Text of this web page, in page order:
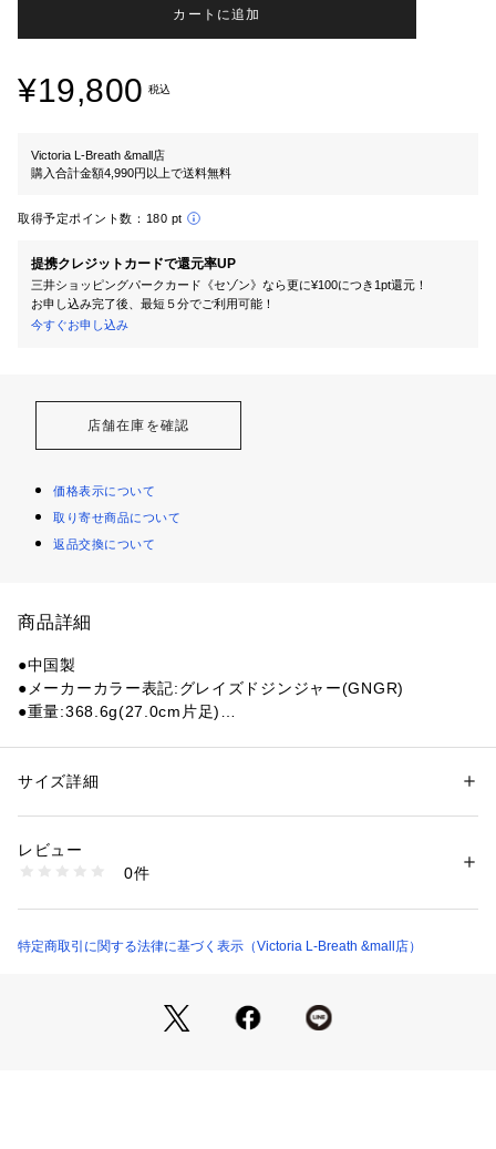
カートに追加
¥19,800 税込
Victoria L-Breath &mall店
購入合計金額4,990円以上で送料無料
取得予定ポイント数： 180 pt
提携クレジットカードで還元率UP
三井ショッピングパークカード《セゾン》なら更に¥100につき1pt還元！
お申し込み完了後、最短５分でご利用可能！
今すぐお申し込み
店舗在庫を確認
価格表示について
取り寄せ商品について
返品交換について
商品詳細
●中国製
●メーカーカラー表記:グレイズドジンジャー(GNGR)
●重量:368.6g(27.0cm片足)
●懐かしさを感じるレトロな雰囲気で、いい意味で力が抜けた
め
●オススメ使用シーン:ハイキング/アウトドア
※弊社独自の採寸・計量方法により計測を行っておりますた
※シューズの製造過程で、接着剤の付着や縫製のズレ・歪みが
ある場合がございます。予めご了承の上、お買い求めくださ
性別：メンズ
商品番号：
10869431501 （ショップ）
サイズ詳細
レビュー
0件
特定商取引に関する法律に基づく表示（Victoria L-Breath &mall店）